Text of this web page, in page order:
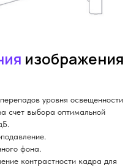
изображения
уровня освещенности
счет выбора оптимальной
фона.
контрастности кадра для